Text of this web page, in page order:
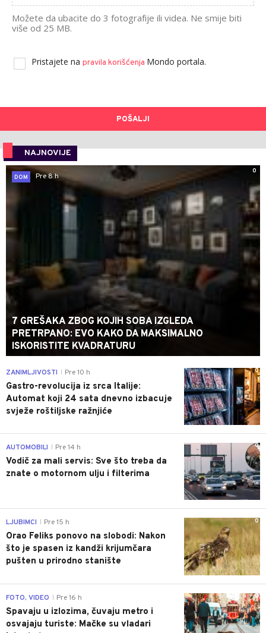
Možete da ubacite do 3 fotografije ili videa. Ne smije biti
više od 25 MB.
Pristajete na pravila korišćenja Mondo portala.
POŠALJI
NAJNOVIJE
0
DOM
Pre 8 h
7 GREŠAKA ZBOG KOJIH SOBA IZGLEDA
PRETRPANO: EVO KAKO DA MAKSIMALNO
ISKORISTITE KVADRATURU
0
ZANIMLJIVOSTI Pre 10 h
Gastro-revolucija iz srca Italije:
Automat koji 24 sata dnevno izbacuje
svježe roštiljske ražnjiće
0
AUTOMOBILI Pre 14 h
Vodič za mali servis: Sve što treba da
znate o motornom ulju i filterima
0
LJUBIMCI Pre 15 h
Orao Feliks ponovo na slobodi: Nakon
što je spasen iz kandži krijumčara
pušten u prirodno stanište
0
FOTO, VIDEO Pre 16 h
Spavaju u izlozima, čuvaju metro i
osvajaju turiste: Mačke su vladari